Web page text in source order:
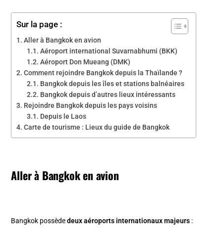
Sur la page :
Aller à Bangkok en avion
Aéroport international Suvarnabhumi (BKK)
Aéroport Don Mueang (DMK)
Comment rejoindre Bangkok depuis la Thaïlande ?
Bangkok depuis les îles et stations balnéaires
Bangkok depuis d’autres lieux intéressants
Rejoindre Bangkok depuis les pays voisins
Depuis le Laos
Carte de tourisme : Lieux du guide de Bangkok
Aller à Bangkok en avion
Bangkok possèdedeux aéroports internationaux majeurs :